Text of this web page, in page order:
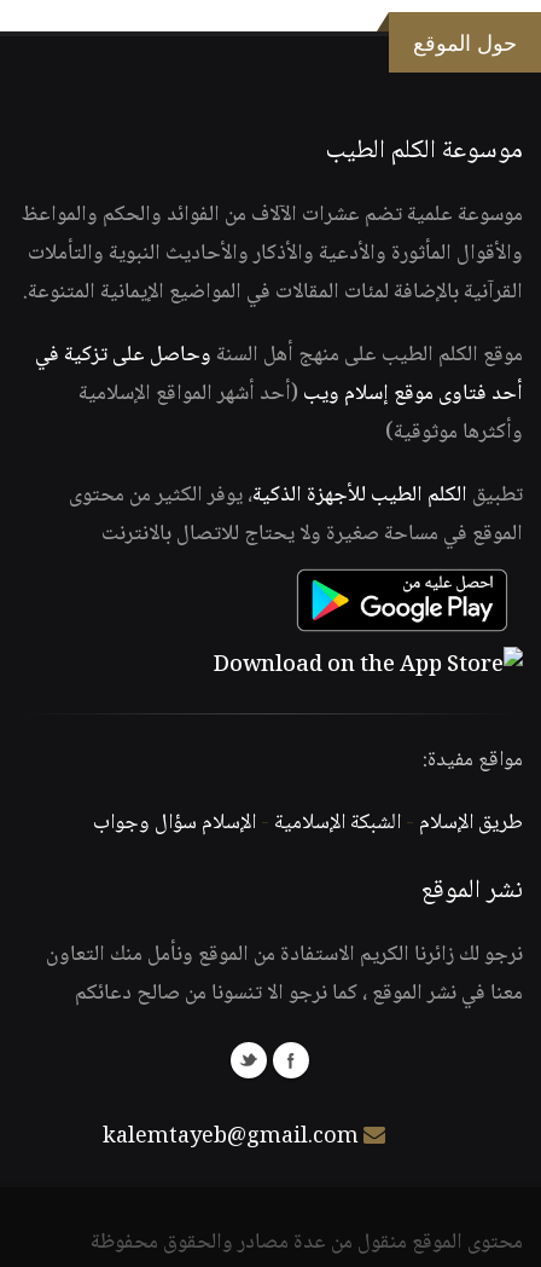
حول الموقع
موسوعة الكلم الطيب
موسوعة علمية تضم عشرات الآلاف من الفوائد والحكم والمواعظ
والأقوال المأثورة والأدعية والأذكار والأحاديث النبوية والتأملات
القرآنية بالإضافة لمئات المقالات في المواضيع الإيمانية المتنوعة.
موقع الكلم الطيب على منهج أهل السنة وحاصل على تزكية في
أحد فتاوى موقع إسلام ويب (أحد أشهر المواقع الإسلامية
وأكثرها موثوقية)
تطبيق الكلم الطيب للأجهزة الذكية، يوفر الكثير من محتوى
الموقع في مساحة صغيرة ولا يحتاج للاتصال بالانترنت
مواقع مفيدة:
طريق الإسلام -الشبكة الإسلامية -الإسلام سؤال وجواب
نشر الموقع
نرجو لك زائرنا الكريم الاستفادة من الموقع ونأمل منك التعاون
معنا في نشر الموقع ، كما نرجو الا تنسونا من صالح دعائكم
kalemtayeb@gmail.com
محتوى الموقع منقول من عدة مصادر والحقوق محفوظة